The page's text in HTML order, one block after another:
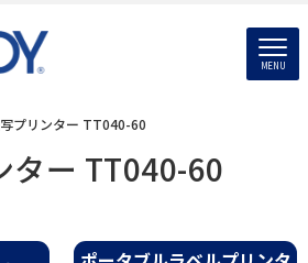
MENU
プリンター TT040-60
ター TT040-60